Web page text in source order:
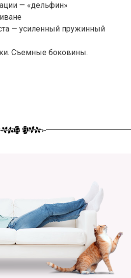
— «дельфин»
— усиленный пружинный
Съемные боковины.